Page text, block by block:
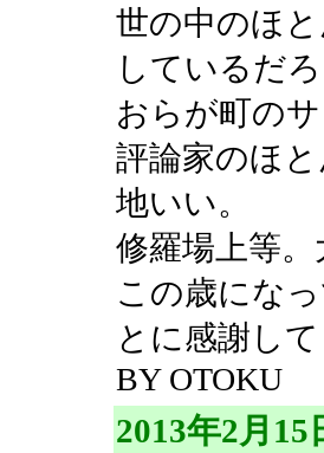
世の中のほ
しているだ
おらが町の
評論家のほ
地いい。
修羅場上等
この歳にな
とに感謝し
BY OTOKU
2013年2月